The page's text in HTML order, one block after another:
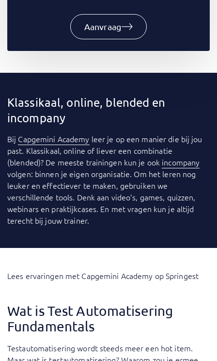
Aanvraag
Klassikaal, online, blended en
incompany
Bij Capgemini Academy leer je op een manier die bij jou
past. Klassikaal, online of liever een combinatie
(blended)? De meeste trainingen kun je ook incompany
volgen: binnen je eigen organisatie. Om het leren nog
leuker en effectiever te maken, gebruiken we
verschillende tools. Denk aan video’s, games, quizzen,
webinars en praktijkcases. En met vragen kun je altijd
terecht bij jouw trainer.
Lees ervaringen met Capgemini Academy op Springest
Wat is Test Automatisering
Fundamentals
Testautomatisering wordt steeds meer een hot item.